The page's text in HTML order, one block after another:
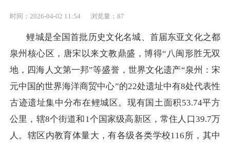
时间：2026-04-02 11:54 浏览量： 87
鲤城是全国首批历史文化名城、首届东亚文化之都
泉州核心区，唐宋以来文教鼎盛，博得“八闽形胜无双
地，四海人文第一邦”等盛誉，世界文化遗产“泉州：宋
元中国的世界海洋商贸中心”的22处遗址中有8处代表性
古迹遗址集中分布在鲤城区。现有国土面积53.74平方
公里，辖8个街道和1个国家级高新区，常住人口39.7万
人。辖区内教育体量大，有各级各类学校116所，其中